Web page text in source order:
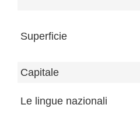
Superficie
Capitale
Le lingue nazionali